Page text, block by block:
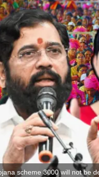
scheme 3000 will not be